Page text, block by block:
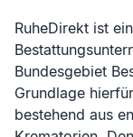
RuheDirekt ist
Bundesgebiet
Grundlage
bestehend aus